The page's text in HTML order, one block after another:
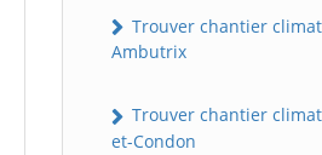
Trouver chantier
Ambutrix
Trouver chantier
et-Condon